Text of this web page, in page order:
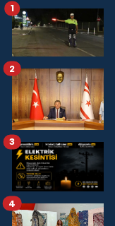
1
2
3
4